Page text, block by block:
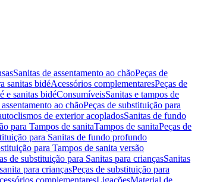
Sanitas de assentamento ao chãoPeças de
sanitas bidéAcessórios complementaresPeças de
e sanitas bidéConsumíveisSanitas e tampos de
ao chãoPeças de substituição para
de exterior acopladosSanitas de fundo
para Tampos de sanitaTampos de sanitaPeças de
para Sanitas de fundo profundo
para Tampos de sanita versão
de substituição para Sanitas para criançasSanitas
para criançasPeças de substituição para
complementaresLigaçõesMaterial de